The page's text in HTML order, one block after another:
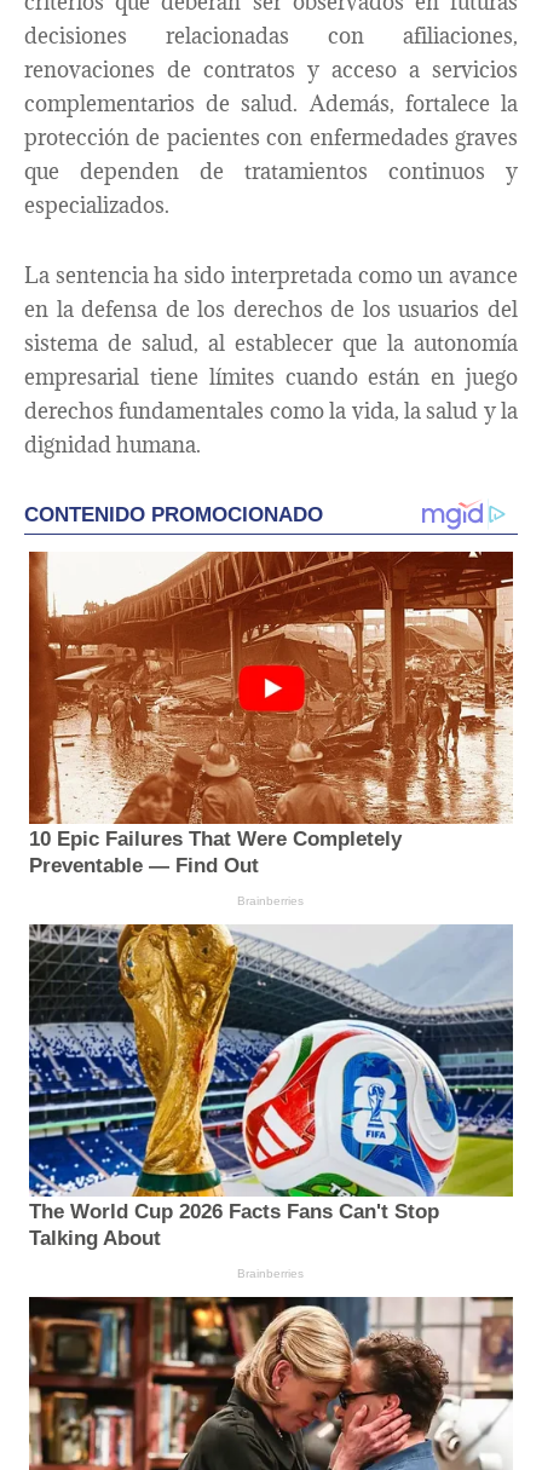
decisiones relacionadas con afiliaciones,
renovaciones de contratos y acceso a servicios
complementarios de salud. Además, fortalece la
protección de pacientes con enfermedades graves
que dependen de tratamientos continuos y
especializados.
La sentencia ha sido interpretada como un avance
en la defensa de los derechos de los usuarios del
sistema de salud, al establecer que la autonomía
empresarial tiene límites cuando están en juego
derechos fundamentales como la vida, la salud y la
dignidad humana.